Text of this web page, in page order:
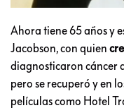
Ahora tiene 65 años y
Jacobson, con quien
diagnosticaron cáncer
pero se recuperó y en
películas como Hotel